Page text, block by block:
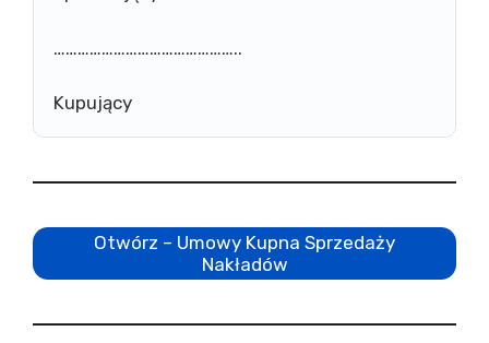
………………………………………..
Kupujący
Otwórz – Umowy Kupna Sprzedaży
Nakładów